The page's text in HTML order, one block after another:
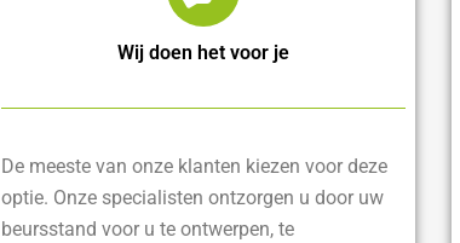
Wij doen het voor je
De meeste van onze klanten kiezen voor deze
optie. Onze specialisten ontzorgen u door uw
beursstand voor u te ontwerpen, te